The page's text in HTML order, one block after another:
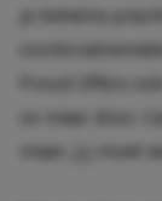
je behalve
Proud Offers
zo maar door.
maar: jij moet